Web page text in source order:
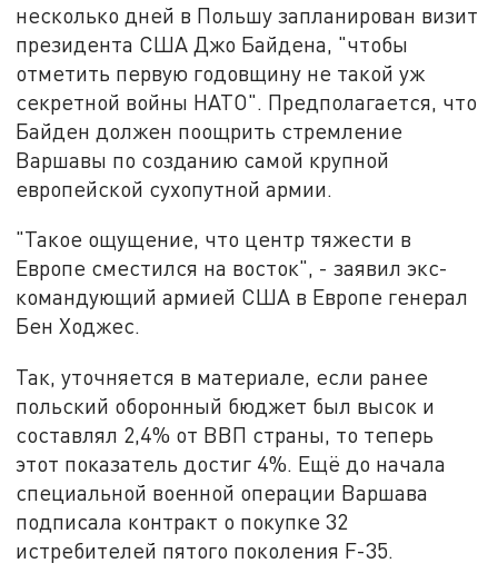
несколько дней в Польшу запланирован визит
президента США Джо Байдена, "чтобы
отметить первую годовщину не такой уж
секретной войны НАТО". Предполагается, что
Байден должен поощрить стремление
Варшавы по созданию самой крупной
европейской сухопутной армии.
"Такое ощущение, что центр тяжести в
Европе сместился на восток", - заявил экс-
командующий армией США в Европе генерал
Бен Ходжес.
Так, уточняется в материале, если ранее
польский оборонный бюджет был высок и
составлял 2,4% от ВВП страны, то теперь
этот показатель достиг 4%. Ещё до начала
специальной военной операции Варшава
подписала контракт о покупке 32
истребителей пятого поколения F-35.